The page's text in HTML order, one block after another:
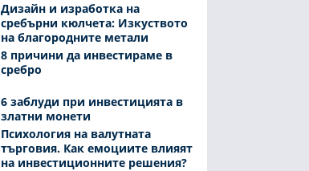
Дизайн и изработка на
сребърни кюлчета: Изкуството
на благородните метали
8 причини да инвестираме в
сребро
6 заблуди при инвестицията в
златни монети
Психология на валутната
търговия. Как емоциите влияят
на инвестиционните решения?